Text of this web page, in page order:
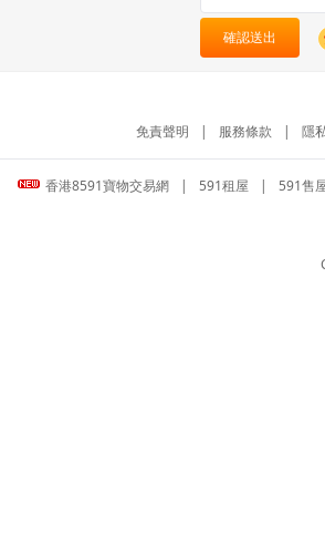
確認送出
免責聲明 | 服務條款 | 隱
香港8591寶物交易網 | 591租屋 | 591售